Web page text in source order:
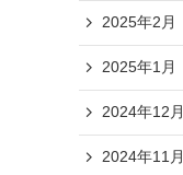
2025年2月
2025年1月
2024年12月
2024年11月